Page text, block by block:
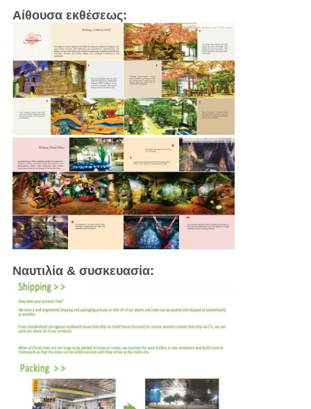
Αίθουσα εκθέσεως:
Ναυτιλία & συσκευασία: